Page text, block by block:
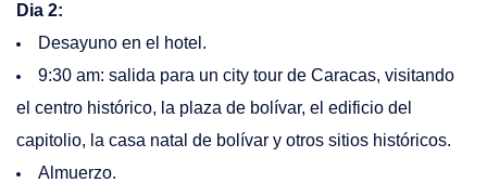
Dia 2:
Desayuno en el hotel.
9:30 am: salida para un city tour de Caracas, visitando
el centro histórico, la plaza de bolívar, el edificio del
capitolio, la casa natal de bolívar y otros sitios históricos.
Almuerzo.